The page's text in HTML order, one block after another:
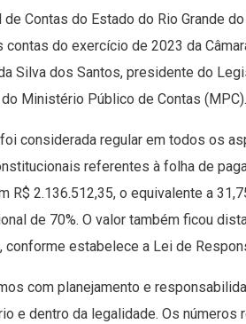
de Contas do Estado do Rio Grande
contas do exercício de 2023 da
Silva dos Santos, presidente do
Ministério Público de Contas (MPC).
considerada regular em todos os
referentes à folha de
R$ 2.136.512,35, o equivalente a
de 70%. O valor também ficou
conforme estabelece a Lei de
com planejamento e
e dentro da legalidade. Os